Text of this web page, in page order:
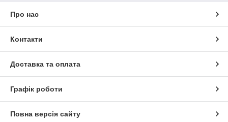
Про нас
Контакти
Доставка та оплата
Графік роботи
Повна версія сайту